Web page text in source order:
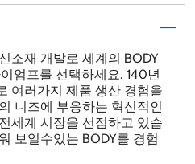
소재 개발로 세계의 BODY
엄프를 선택하세요. 140년
여러가지 제품 생산 경험을
니즈에 부응하는 혁신적인
세계 시장을 선점하고 있습
보일수있는 BODY를 경험